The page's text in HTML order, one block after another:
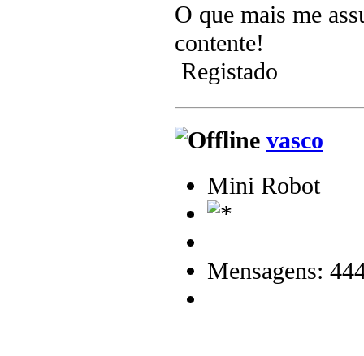
O que mais me
contente!
Registado
vasco
Mini Robot
Mensagens: